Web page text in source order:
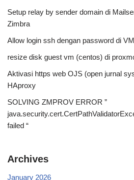
Setup relay by sender domain di
Zimbra
Allow login ssh dengan password di
resize disk guest vm (centos) di
Aktivasi https web OJS (open jurnal
HAproxy
SOLVING ZMPROV ERROR ”
failed “
Archives
January 2026